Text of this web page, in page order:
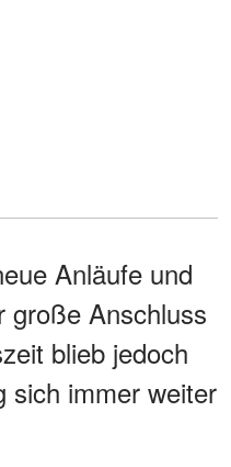
Anläufe und
große Anschluss
blieb jedoch
sich immer weiter